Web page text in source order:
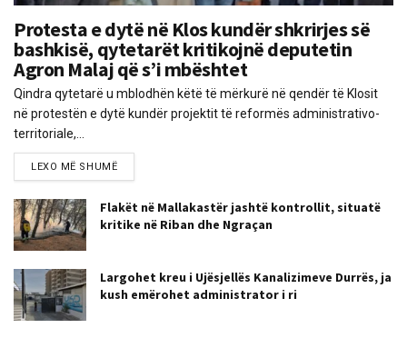
Protesta e dytë në Klos kundër shkrirjes së
bashkisë, qytetarët kritikojnë deputetin
Agron Malaj që s’i mbështet
Qindra qytetarë u mblodhën këtë të mërkurë në qendër të Klosit
në protestën e dytë kundër projektit të reformës administrativo-
territoriale,...
LEXO MË SHUMË
Flakët në Mallakastër jashtë kontrollit, situatë
kritike në Riban dhe Ngraçan
Largohet kreu i Ujësjellës Kanalizimeve Durrës, ja
kush emërohet administrator i ri